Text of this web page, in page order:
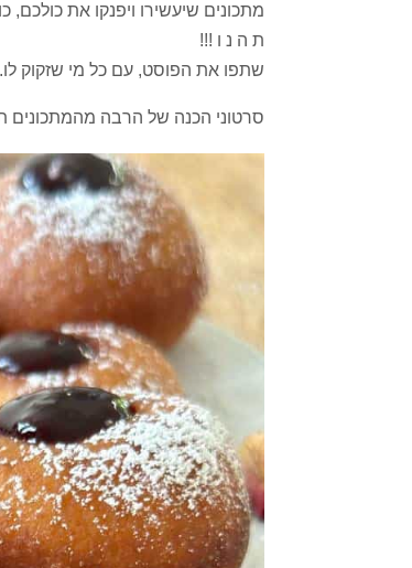
מתכונים שיעשירו ויפנקו את כולכם,
ת ה נ ו !!!
שתפו את הפוסט, עם כל מי שזקוק לו.
סרטוני הכנה של הרבה מהמתכונים